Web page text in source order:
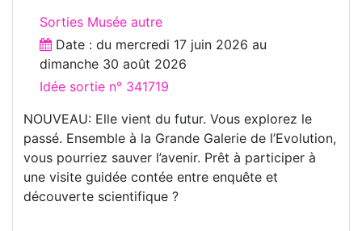
Sorties Musée autre
Date : du mercredi 17 juin 2026 au
dimanche 30 août 2026
Idée sortie n° 341719
NOUVEAU: Elle vient du futur. Vous explorez le
passé. Ensemble à la Grande Galerie de l’Evolution,
vous pourriez sauver l’avenir. Prêt à participer à
une visite guidée contée entre enquête et
découverte scientifique ?